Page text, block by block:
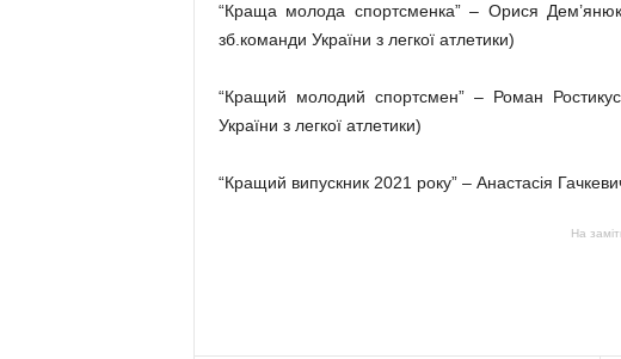
“Краща молода спортсменка” – Орися
зб.команди України з легкої атлетики)
“Кращий молодий спортсмен” – Роман
України з легкої атлетики)
“Кращий випускник 2021 року” – Анастасія
На